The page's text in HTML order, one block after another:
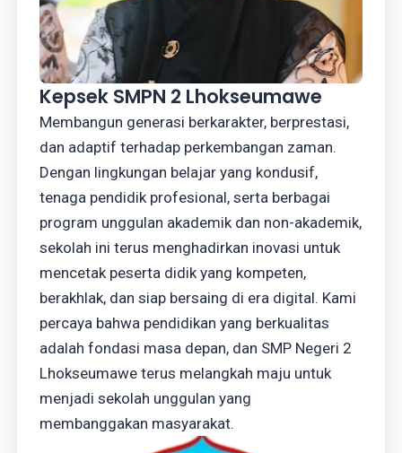
Kepsek SMPN 2 Lhokseumawe
Membangun generasi berkarakter, berprestasi,
dan adaptif terhadap perkembangan zaman.
Dengan lingkungan belajar yang kondusif,
tenaga pendidik profesional, serta berbagai
program unggulan akademik dan non-akademik,
sekolah ini terus menghadirkan inovasi untuk
mencetak peserta didik yang kompeten,
berakhlak, dan siap bersaing di era digital. Kami
percaya bahwa pendidikan yang berkualitas
adalah fondasi masa depan, dan SMP Negeri 2
Lhokseumawe terus melangkah maju untuk
menjadi sekolah unggulan yang
membanggakan masyarakat.